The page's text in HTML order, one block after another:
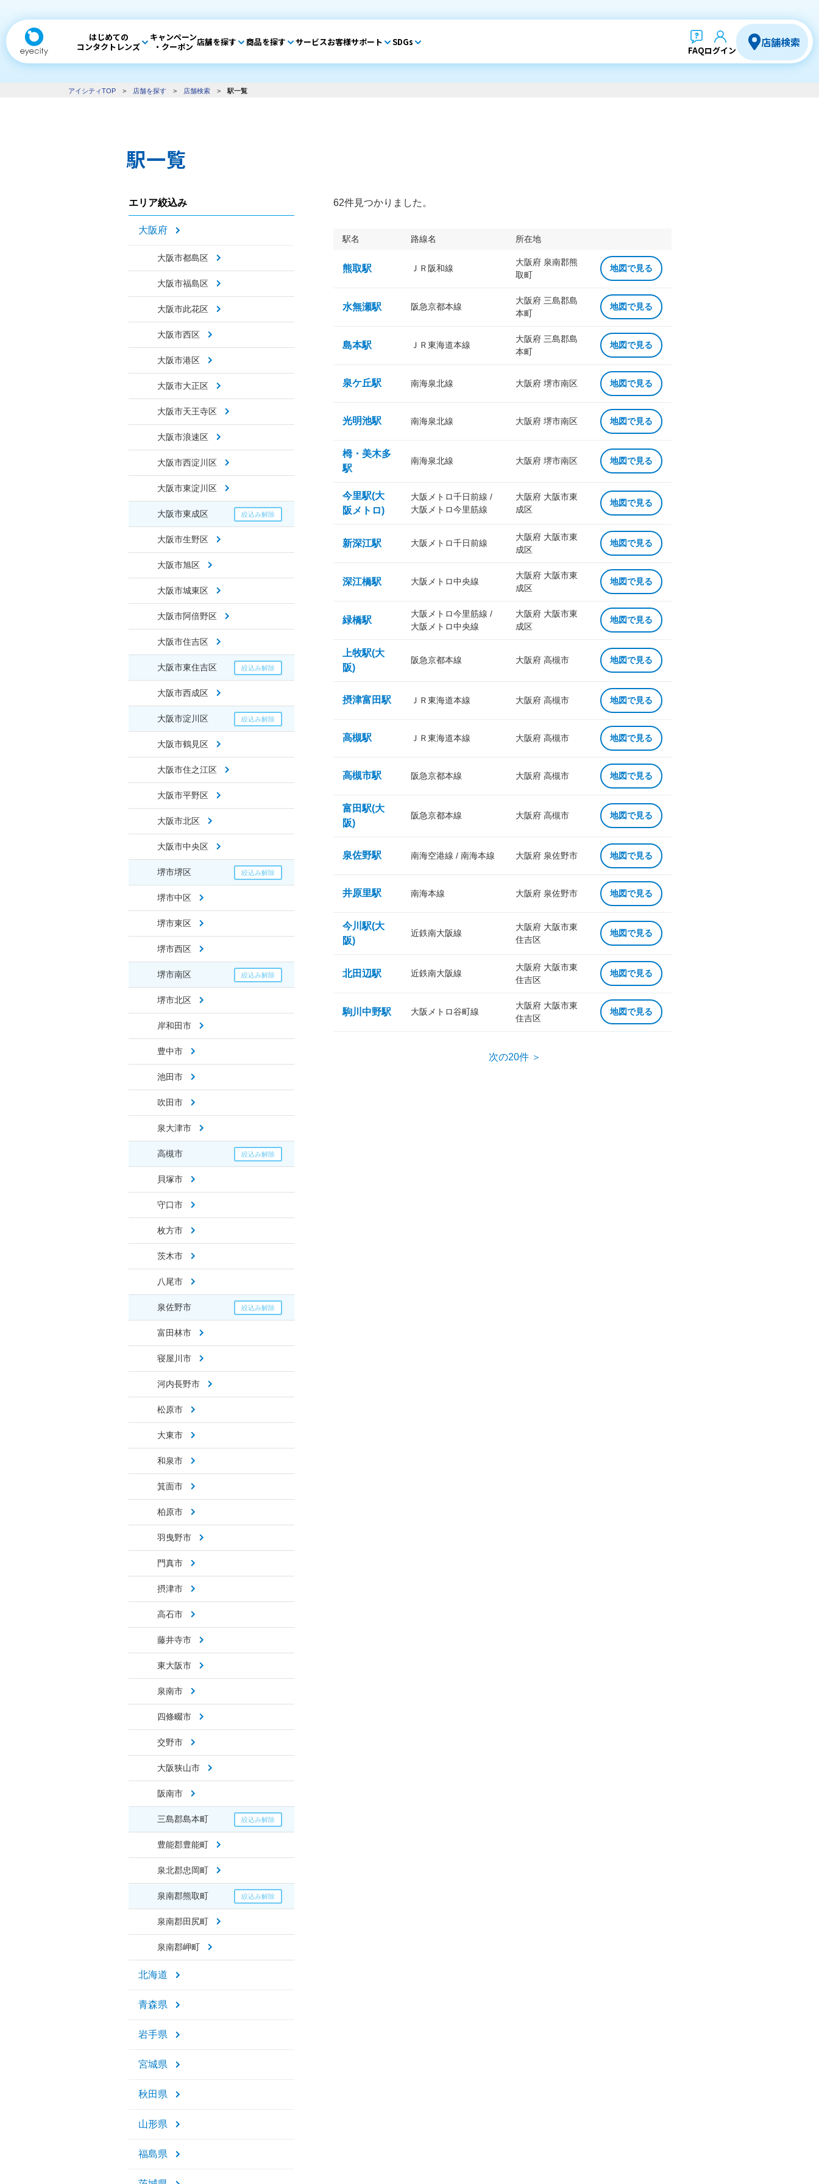
はじめての
コンタクトレンズ
キャンペーン
・クーポン 店舗を探す 商品を探す サービスお客様サポート SDGs
FAQログイン
店舗検索
アイシティTOP > 店舗を探す > 店舗検索 > 駅一覧
駅一覧
エリア絞込み
大阪府
大阪市都島区
大阪市福島区
大阪市此花区
大阪市西区
大阪市港区
大阪市大正区
大阪市天王寺区
大阪市浪速区
大阪市西淀川区
大阪市東淀川区
大阪市東成区
大阪市生野区
大阪市旭区
大阪市城東区
大阪市阿倍野区
大阪市住吉区
大阪市東住吉区
大阪市西成区
大阪市淀川区
大阪市鶴見区
大阪市住之江区
大阪市平野区
大阪市北区
大阪市中央区
堺市堺区
堺市中区
堺市東区
堺市西区
堺市南区
堺市北区
岸和田市
豊中市
池田市
吹田市
泉大津市
高槻市
貝塚市
守口市
枚方市
茨木市
八尾市
泉佐野市
富田林市
寝屋川市
河内長野市
松原市
大東市
和泉市
箕面市
柏原市
羽曳野市
門真市
摂津市
高石市
藤井寺市
東大阪市
泉南市
四條畷市
交野市
大阪狭山市
阪南市
三島郡島本町
豊能郡豊能町
泉北郡忠岡町
泉南郡熊取町
泉南郡田尻町
泉南郡岬町
北海道
青森県
岩手県
宮城県
秋田県
山形県
福島県
62件見つかりました。
駅名 路線名 所在地
熊取駅 ＪＲ阪和線
大阪府 泉南郡熊
取町
地図で見る
水無瀬駅 阪急京都本線
大阪府 三島郡島
本町
地図で見る
島本駅 ＪＲ東海道本線
大阪府 三島郡島
本町
地図で見る
泉ケ丘駅 南海泉北線 大阪府 堺市南区 地図で見る
光明池駅 南海泉北線 大阪府 堺市南区 地図で見る
栂・美木多
駅
南海泉北線 大阪府 堺市南区 地図で見る
今里駅(大
阪メトロ)
大阪メトロ千日前線 /
大阪メトロ今里筋線
大阪府 大阪市東
成区
地図で見る
新深江駅 大阪メトロ千日前線
大阪府 大阪市東
成区
地図で見る
深江橋駅 大阪メトロ中央線
大阪府 大阪市東
成区
地図で見る
緑橋駅
大阪メトロ今里筋線 /
大阪メトロ中央線
大阪府 大阪市東
成区
地図で見る
上牧駅(大
阪)
阪急京都本線 大阪府 高槻市 地図で見る
摂津富田駅 ＪＲ東海道本線 大阪府 高槻市 地図で見る
高槻駅 ＪＲ東海道本線 大阪府 高槻市 地図で見る
高槻市駅 阪急京都本線 大阪府 高槻市 地図で見る
富田駅(大
阪)
阪急京都本線 大阪府 高槻市 地図で見る
泉佐野駅 南海空港線 / 南海本線 大阪府 泉佐野市 地図で見る
井原里駅 南海本線 大阪府 泉佐野市 地図で見る
今川駅(大
阪)
近鉄南大阪線
大阪府 大阪市東
住吉区
地図で見る
北田辺駅 近鉄南大阪線
大阪府 大阪市東
住吉区
地図で見る
駒川中野駅 大阪メトロ谷町線
大阪府 大阪市東
住吉区
地図で見る
次の20件 ＞